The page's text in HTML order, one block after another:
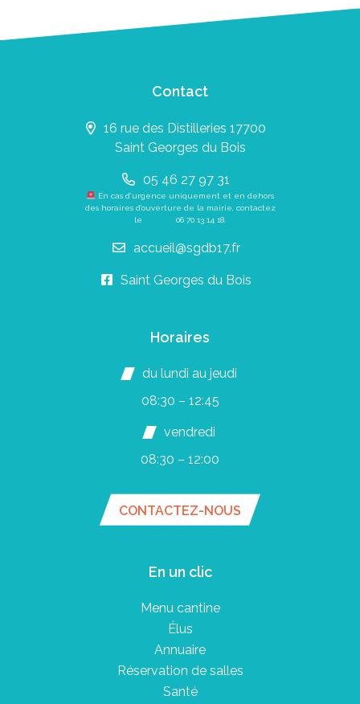
Contact
16 rue des Distilleries 17700
Saint Georges du Bois
05 46 27 97 31
En cas d’urgence uniquement et en dehors
des horaires d’ouverture de la mairie, contactez
le 06 70 13 14 18
accueil@sgdb17.fr
Saint Georges du Bois
Horaires
du lundi au jeudi
08:30 – 12:45
vendredi
08:30 – 12:00
CONTACTEZ-NOUS
En un clic
Menu cantine
Élus
Annuaire
Réservation de salles
Santé